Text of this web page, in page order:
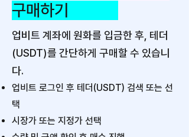
구매하기
업비트 계좌에 원화를 입금한 후, 테더
(USDT)를 간단하게 구매할 수 있습니
다.​
업비트 로그인 후 테더(USDT) 검색 또는 선
택
시장가 또는 지정가 선택